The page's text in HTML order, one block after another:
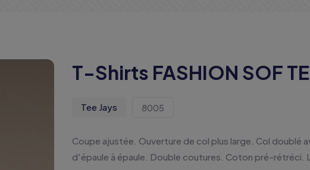
T-Shirts FASHION SOF
Tee Jays 8005
Coupe ajustée. Ouverture de col plus large. Col doublé
d'épaule à épaule. Double coutures. Coton pré-rétréci.